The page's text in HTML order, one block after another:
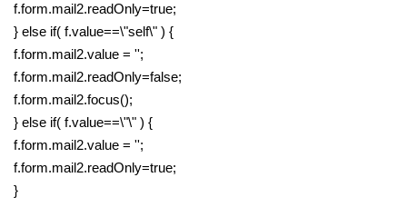
f.form.mail2.readOnly=true;
} else if( f.value==\"self\" ) {
f.form.mail2.value = '';
f.form.mail2.readOnly=false;
f.form.mail2.focus();
} else if( f.value==\"\" ) {
f.form.mail2.value = '';
f.form.mail2.readOnly=true;
}